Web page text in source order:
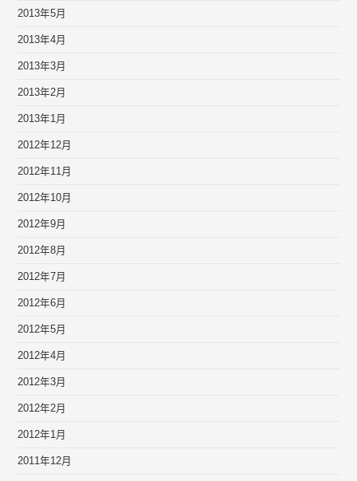
2013年5月
2013年4月
2013年3月
2013年2月
2013年1月
2012年12月
2012年11月
2012年10月
2012年9月
2012年8月
2012年7月
2012年6月
2012年5月
2012年4月
2012年3月
2012年2月
2012年1月
2011年12月